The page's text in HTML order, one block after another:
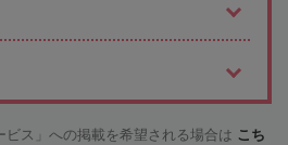
ビス」への掲載を希望される場合は こち